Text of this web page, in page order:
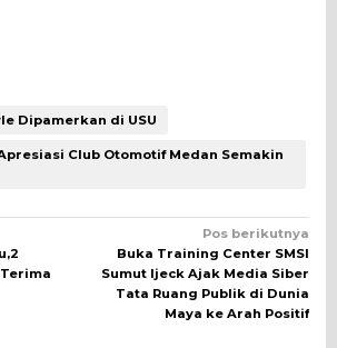
Dipamerkan di USU
Club Otomotif Medan Semakin
Pos berikutnya
Buka Training Center SMSI
Sumut Ijeck Ajak Media Siber
Tata Ruang Publik di Dunia
Maya ke Arah Positif